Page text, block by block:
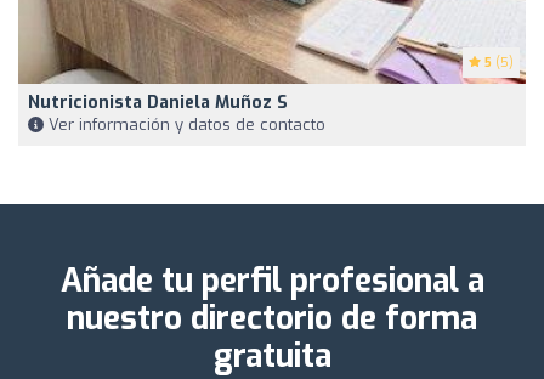
5 (5)
Nutricionista Daniela Muñoz S
Ver información y datos de contacto
Añade tu perfil profesional a
nuestro directorio de forma
gratuita